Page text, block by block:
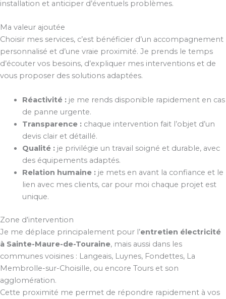
installation et anticiper d’éventuels problèmes.
Ma valeur ajoutée
Choisir mes services, c’est bénéficier d’un accompagnement
personnalisé et d’une vraie proximité. Je prends le temps
d’écouter vos besoins, d’expliquer mes interventions et de
vous proposer des solutions adaptées.
Réactivité :je me rends disponible rapidement en cas
de panne urgente.
Transparence :chaque intervention fait l’objet d’un
devis clair et détaillé.
Qualité :je privilégie un travail soigné et durable, avec
des équipements adaptés.
Relation humaine :je mets en avant la confiance et le
lien avec mes clients, car pour moi chaque projet est
unique.
Zone d’intervention
Je me déplace principalement pour l’entretien électricité
à Sainte-Maure-de-Touraine, mais aussi dans les
communes voisines : Langeais, Luynes, Fondettes, La
Membrolle-sur-Choisille, ou encore Tours et son
agglomération.
Cette proximité me permet de répondre rapidement à vos